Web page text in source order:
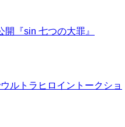
『sin 七つの大罪』
ルトラヒロイントークショ